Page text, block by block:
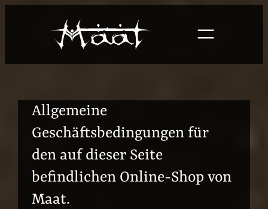
content
Allgemeine
Geschäftsbedingungen für
den auf dieser Seite
befindlichen Online-Shop von
Maat.